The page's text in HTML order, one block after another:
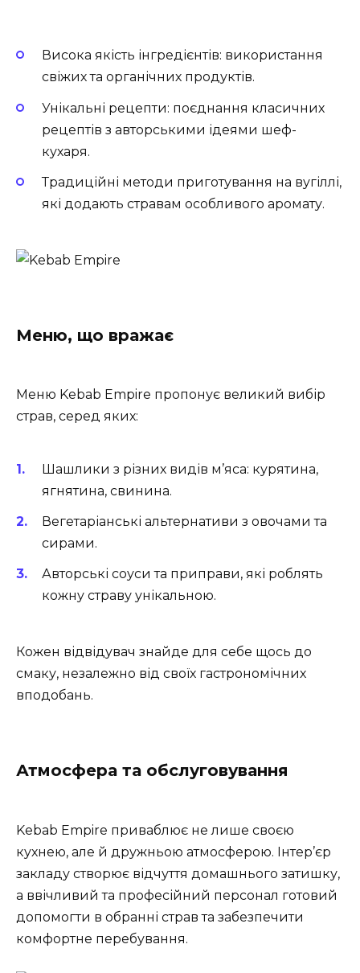
Висока якість інгредієнтів: використання
свіжих та органічних продуктів.
Унікальні рецепти: поєднання класичних
рецептів з авторськими ідеями шеф-
кухаря.
Традиційні методи приготування на вугіллі,
які додають стравам особливого аромату.
Меню, що вражає
Меню Kebab Empire пропонує великий вибір
страв, серед яких:
Шашлики з різних видів м’яса: курятина,
ягнятина, свинина.
Вегетаріанські альтернативи з овочами та
сирами.
Авторські соуси та приправи, які роблять
кожну страву унікальною.
Кожен відвідувач знайде для себе щось до
смаку, незалежно від своїх гастрономічних
вподобань.
Атмосфера та обслуговування
Kebab Empire приваблює не лише своєю
кухнею, але й дружньою атмосферою. Інтер’єр
закладу створює відчуття домашнього затишку,
а ввічливий та професійний персонал готовий
допомогти в обранні страв та забезпечити
комфортне перебування.